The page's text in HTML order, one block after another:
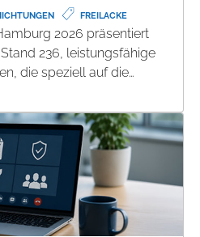
FREILACKE
2026 präsentiert
236, leistungsfähige
die speziell auf die…